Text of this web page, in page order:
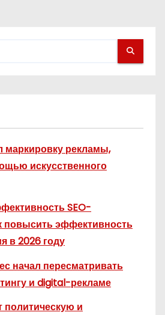
маркировку рекламы,
искусственного
SEO-
повысить эффективность
в 2026 году
начал пересматривать
и digital-рекламе
политическую и